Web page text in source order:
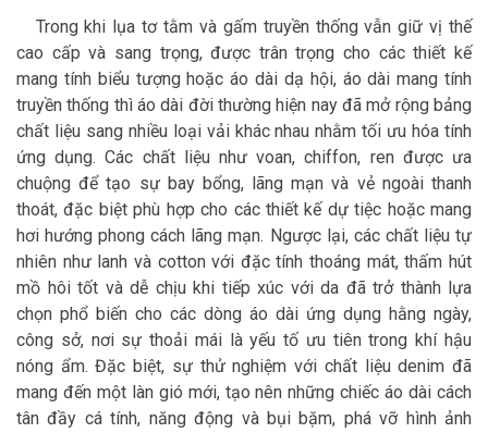
Trong khi lụa tơ tằm và gấm truyền thống vẫn giữ vị thế
cao cấp và sang trọng, được trân trọng cho các thiết kế
mang tính biểu tượng hoặc áo dài dạ hội, áo dài mang tính
truyền thống thì áo dài đời thường hiện nay đã mở rộng bảng
chất liệu sang nhiều loại vải khác nhau nhằm tối ưu hóa tính
ứng dụng. Các chất liệu như voan, chiffon, ren được ưa
chuộng để tạo sự bay bổng, lãng mạn và vẻ ngoài thanh
thoát, đặc biệt phù hợp cho các thiết kế dự tiệc hoặc mang
hơi hướng phong cách lãng mạn. Ngược lại, các chất liệu tự
nhiên như lanh và cotton với đặc tính thoáng mát, thấm hút
mồ hôi tốt và dễ chịu khi tiếp xúc với da đã trở thành lựa
chọn phổ biến cho các dòng áo dài ứng dụng hằng ngày,
công sở, nơi sự thoải mái là yếu tố ưu tiên trong khí hậu
nóng ẩm. Đặc biệt, sự thử nghiệm với chất liệu denim đã
mang đến một làn gió mới, tạo nên những chiếc áo dài cách
tân đầy cá tính, năng động và bụi bặm, phá vỡ hình ảnh